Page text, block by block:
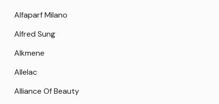
Alfaparf Milano
Alfred Sung
Alkmene
Allelac
Alliance Of Beauty